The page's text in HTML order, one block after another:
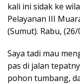
kali ini sidak ke
Pelayanan III
(Sumut). Rabu, (26/
Saya tadi mau
pas di jalan
pohon tumbang,